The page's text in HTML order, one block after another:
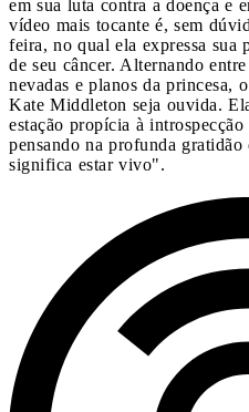
em sua luta contra a doença e
vídeo mais tocante é, sem
feira, no qual ela expressa sua
de seu câncer. Alternando
nevadas e planos da princesa,
Kate Middleton seja ouvida.
estação propícia à
pensando na profunda
significa estar vivo".